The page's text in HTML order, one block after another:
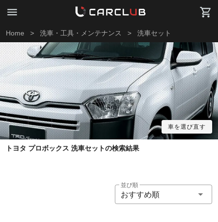
Home > 洗車・工具・メンテナンス > 洗車セット
車を選び直す
トヨタ プロボックス 洗車セットの検索結果
並び順
おすすめ順